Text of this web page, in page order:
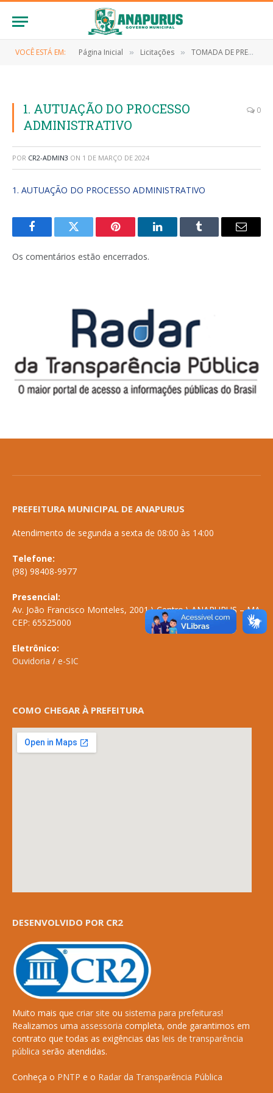
VOCÊ ESTÁ EM: Página Inicial » Licitações » TOMADA DE PREÇOS N° 007/2023 (Contratação dos serviços de pavimentação em pedra no Bairro Aparecida – Etapa 01, conforme projeto básico)
1. AUTUAÇÃO DO PROCESSO
ADMINISTRATIVO
0
POR CR2-ADMIN3 ON 1 DE MARÇO DE 2024
1. AUTUAÇÃO DO PROCESSO ADMINISTRATIVO
FacebookTwitter Pinterest LinkedInTumblr
E-
Os comentários estão encerrados.
PREFEITURA MUNICIPAL DE ANAPURUS
Atendimento de segunda a sexta de 08:00 às 14:00
Telefone:
(98) 98408-9977
Presencial:
Av. João Francisco Monteles, 2001 \ Centro \ ANAPURUS – MA
CEP: 65525000
Eletrônico:
Ouvidoria / e-SIC
COMO CHEGAR À PREFEITURA
DESENVOLVIDO POR CR2
Muito mais que criar site ou sistema para prefeituras!
Realizamos uma assessoria completa, onde garantimos em
contrato que todas as exigências das leis de transparência
pública serão atendidas.
Conheça o PNTP e o Radar da Transparência Pública